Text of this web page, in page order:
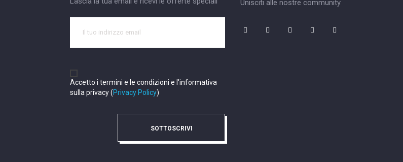
Accetto i termini e le condizioni e l'informativa
sulla privacy (Privacy Policy)
Unisciti alle nostre community